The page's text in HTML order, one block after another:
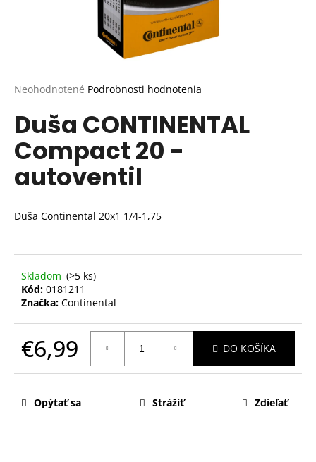
Priemerné
produktu
je
0,0
z
5
hviezdičiek.
Neohodnotené Podrobnosti hodnotenia
Duša CONTINENTAL
Compact 20 -
autoventil
Duša Continental 20x1 1/4-1,75
Skladom (>5 ks)
Kód: 0181211
Značka: Continental
€6,99 DO KOŠÍKA
Opýtať sa Strážiť Zdieľať